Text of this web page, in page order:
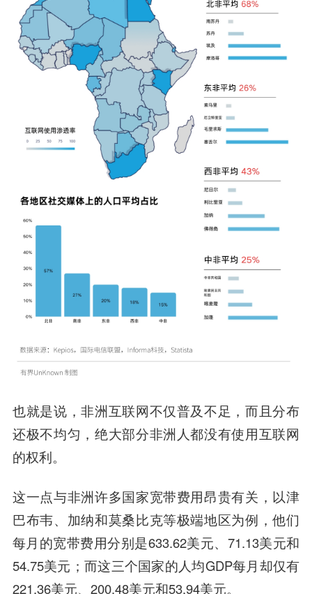
也就是说，非洲互联网不仅普及不足，而且分布
还极不均匀，绝大部分非洲人都没有使用互联网
的权利。
这一点与非洲许多国家宽带费用昂贵有关，以津
巴布韦、加纳和莫桑比克等极端地区为例，他们
每月的宽带费用分别是633.62美元、71.13美元和
54.75美元；而这三个国家的人均GDP每月却仅有
221.36美元、200.48美元和53.94美元。